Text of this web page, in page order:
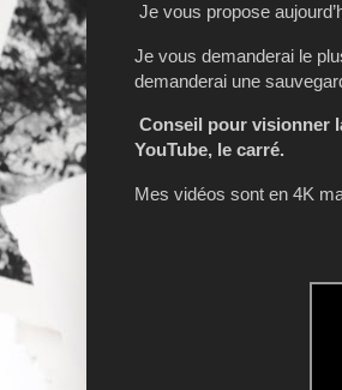
Je vous propose
Je vous demanderai le
demanderai une
Conseil pour visionner
YouTube, le carré.
Mes vidéos sont en 4K